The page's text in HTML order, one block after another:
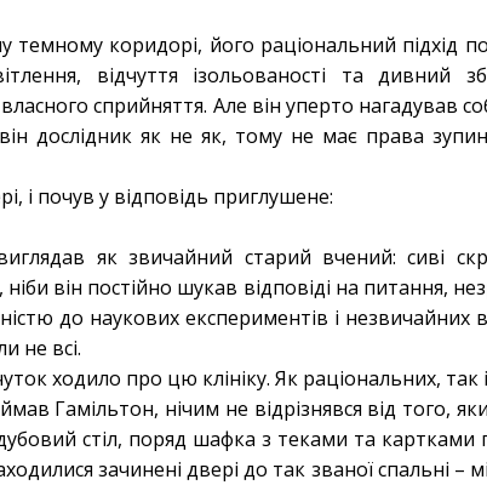
темному коридорі, його раціональний підхід
відчуття ізольованості та дивний
власного сприйняття. Але він уперто нагадував
дослідник як не як, тому не має права
і почув у відповідь приглушене:
як звичайний старий вчений: сиві
він постійно шукав відповіді на питання,
до наукових експериментів і незвичайних
не всі.
ходило про цю клініку. Як раціональних, так
Гамільтон, нічим не відрізнявся від того,
стіл, поряд шафка з теками та картками
зачинені двері до так званої спальні